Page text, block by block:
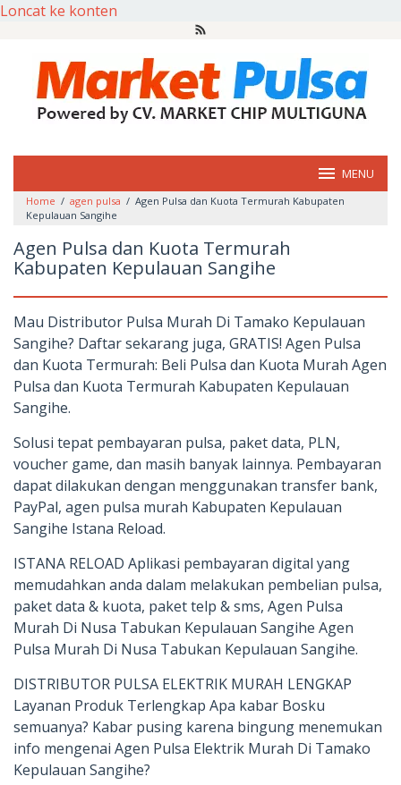
Loncat ke konten
MENU
Home / agen pulsa / Agen Pulsa dan Kuota Termurah Kabupaten
Kepulauan Sangihe
Agen Pulsa dan Kuota Termurah
Kabupaten Kepulauan Sangihe
Mau Distributor Pulsa Murah Di Tamako Kepulauan
Sangihe? Daftar sekarang juga, GRATIS! Agen Pulsa
dan Kuota Termurah: Beli Pulsa dan Kuota Murah Agen
Pulsa dan Kuota Termurah Kabupaten Kepulauan
Sangihe.
Solusi tepat pembayaran pulsa, paket data, PLN,
voucher game, dan masih banyak lainnya. Pembayaran
dapat dilakukan dengan menggunakan transfer bank,
PayPal, agen pulsa murah Kabupaten Kepulauan
Sangihe Istana Reload.
ISTANA RELOAD Aplikasi pembayaran digital yang
memudahkan anda dalam melakukan pembelian pulsa,
paket data & kuota, paket telp & sms, Agen Pulsa
Murah Di Nusa Tabukan Kepulauan Sangihe Agen
Pulsa Murah Di Nusa Tabukan Kepulauan Sangihe.
DISTRIBUTOR PULSA ELEKTRIK MURAH LENGKAP
Layanan Produk Terlengkap Apa kabar Bosku
semuanya? Kabar pusing karena bingung menemukan
info mengenai Agen Pulsa Elektrik Murah Di Tamako
Kepulauan Sangihe?